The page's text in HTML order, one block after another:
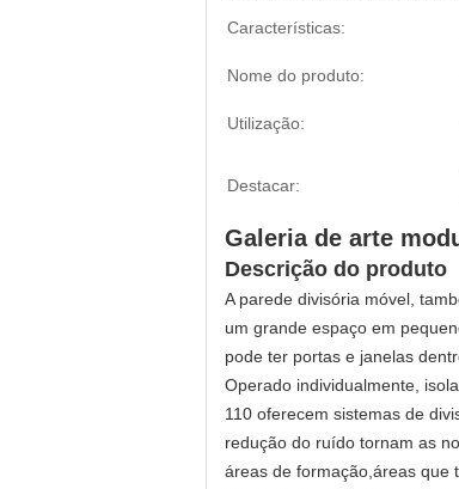
Características:
Nome do produto:
Utilização:
Destacar:
Galeria de arte
Descrição do produto
A parede divisória móvel,
um grande espaço em
pode ter portas e janelas
Operado individualmente,
110 oferecem sistemas de
redução do ruído tornam as
áreas de formação,áreas que